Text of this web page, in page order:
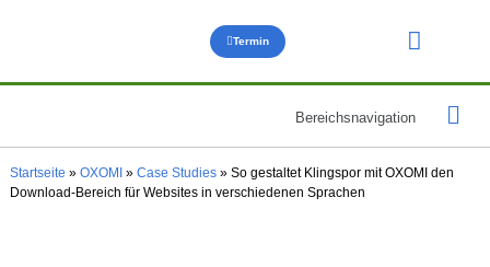
Termin
Bereichsnavigation
Startseite » OXOMI» Case Studies» So gestaltet Klingspor mit OXOMI den
Download-Bereich für Websites in verschiedenen Sprachen